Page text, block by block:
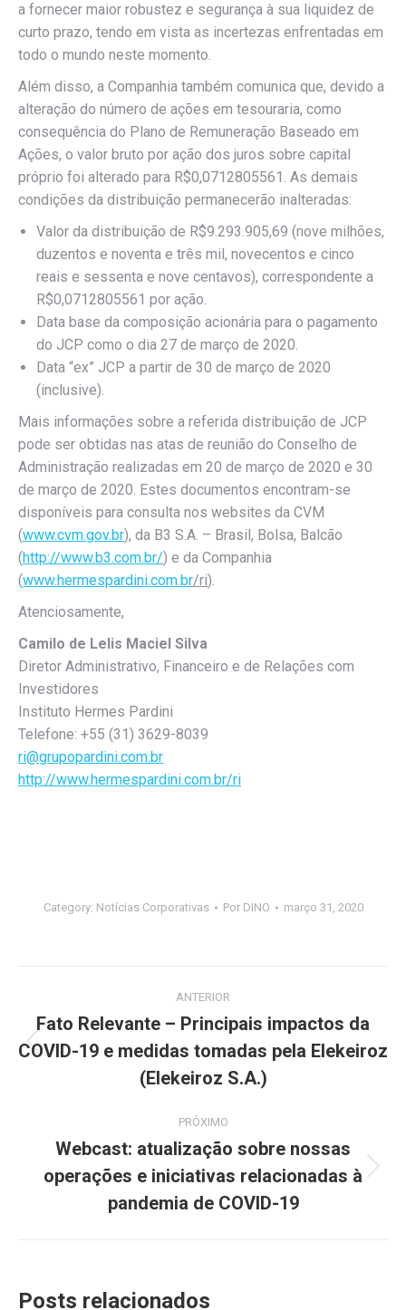
a fornecer maior robustez e segurança à sua liquidez de
curto prazo, tendo em vista as incertezas enfrentadas em
todo o mundo neste momento.
Além disso, a Companhia também comunica que, devido a
alteração do número de ações em tesouraria, como
consequência do Plano de Remuneração Baseado em
Ações, o valor bruto por ação dos juros sobre capital
próprio foi alterado para R$0,0712805561. As demais
condições da distribuição permanecerão inalteradas:
Valor da distribuição de R$9.293.905,69 (nove milhões,
duzentos e noventa e três mil, novecentos e cinco
reais e sessenta e nove centavos), correspondente a
R$0,0712805561 por ação.
Data base da composição acionária para o pagamento
do JCP como o dia 27 de março de 2020.
Data “ex” JCP a partir de 30 de março de 2020
(inclusive).
Mais informações sobre a referida distribuição de JCP
pode ser obtidas nas atas de reunião do Conselho de
Administração realizadas em 20 de março de 2020 e 30
de março de 2020. Estes documentos encontram-se
disponíveis para consulta nos websites da CVM
(www.cvm.gov.br), da B3 S.A. – Brasil, Bolsa, Balcão
(http://www.b3.com.br/) e da Companhia
(www.hermespardini.com.br/ri).
Atenciosamente,
Camilo de Lelis Maciel Silva
Diretor Administrativo, Financeiro e de Relações com
Investidores
Instituto Hermes Pardini
Telefone: +55 (31) 3629-8039
ri@grupopardini.com.br
http://www.hermespardini.com.br/ri
Category: Notícias Corporativas Por DINO março 31, 2020
de
post:
ANTERIOR
Post
anterior:
Fato Relevante – Principais impactos da
COVID-19 e medidas tomadas pela Elekeiroz
(Elekeiroz S.A.)
PRÓXIMO
Próximo
post:
Webcast: atualização sobre nossas
operações e iniciativas relacionadas à
pandemia de COVID-19
Posts relacionados